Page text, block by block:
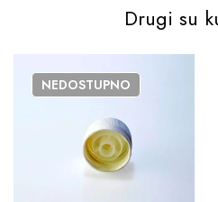
Drugi su
NEDOSTUPNO